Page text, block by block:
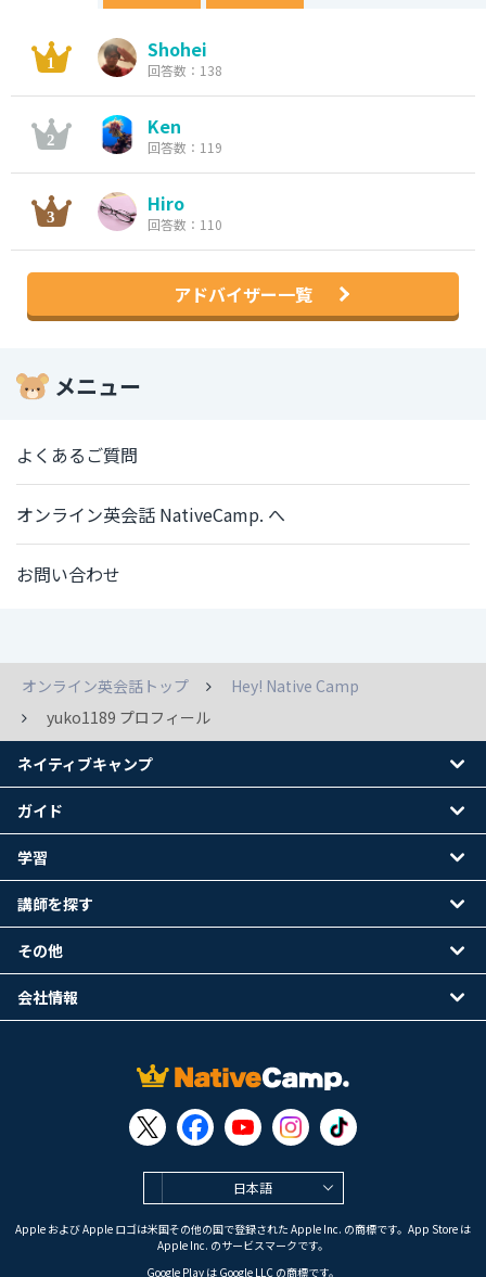
Shohei
回答数：138
Ken
回答数：119
Hiro
回答数：110
アドバイザー一覧
メニュー
よくあるご質問
オンライン英会話 NativeCamp. へ
お問い合わせ
オンライン英会話トップ
Hey! Native Camp
yuko1189 プロフィール
日本語
Apple および Apple ロゴは米国その他の国で登録された Apple Inc. の商標です。App Store は
Apple Inc. のサービスマークです。
Google Play は Google LLC の商標です。
ネイティブキャンプ
ガイド
学習
講師を探す
その他
会社情報